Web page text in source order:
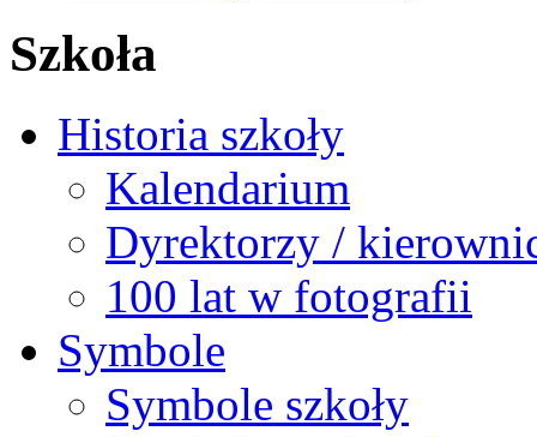
Szkoła
Historia szkoły
Kalendarium
Dyrektorzy /
100 lat w fotografii
Symbole
Symbole szkoły